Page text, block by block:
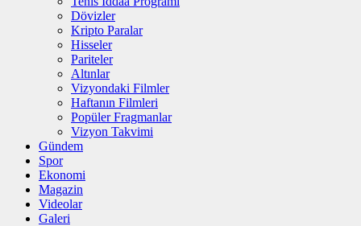
Dövizler
Kripto Paralar
Hisseler
Pariteler
Altınlar
Vizyondaki Filmler
Haftanın Filmleri
Popüler Fragmanlar
Vizyon Takvimi
Gündem
Spor
Ekonomi
Magazin
Videolar
Galeri